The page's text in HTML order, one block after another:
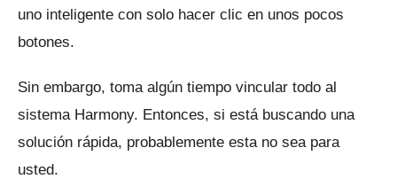
uno inteligente con solo hacer clic en unos pocos
botones.
Sin embargo, toma algún tiempo vincular todo al
sistema Harmony. Entonces, si está buscando una
solución rápida, probablemente esta no sea para
usted.